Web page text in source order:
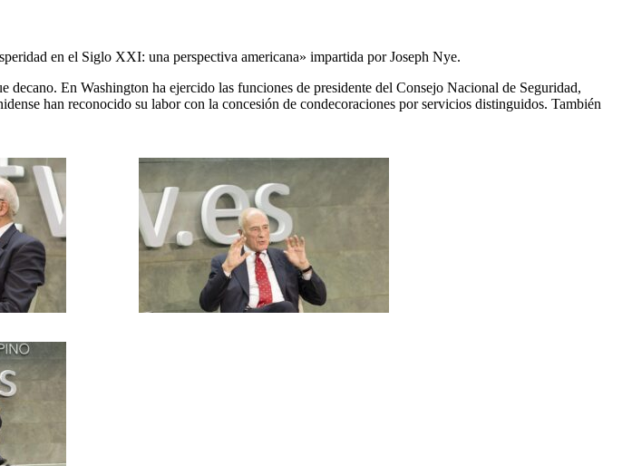
en el Siglo XXI: una perspectiva americana» impartida por Joseph Nye.
En Washington ha ejercido las funciones de presidente del Consejo Nacional de Seguridad,
han reconocido su labor con la concesión de condecoraciones por servicios distinguidos. También